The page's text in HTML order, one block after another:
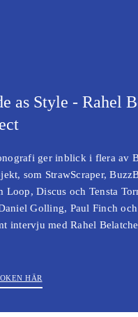
as Style - Rahel
ger inblick i flera av
som StrawScraper,
Loop, Discus och Tensta
Golling, Paul Finch
intervju med Rahel
HÄR